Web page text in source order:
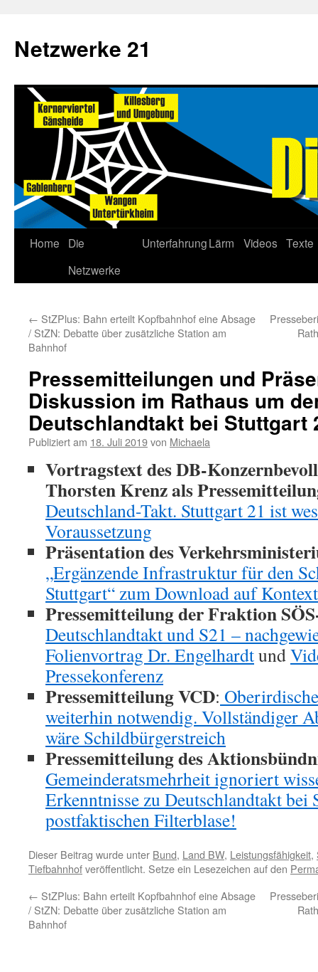
Netzwerke 21
Home
Die
Netzwerke
UnterfahrungLärm Videos Texte
← StZPlus: Bahn erteilt Kopfbahnhof eine Absage
/ StZN: Debatte über zusätzliche Station am
Bahnhof
Pressemitteilungen und
Diskussion im Rathaus um
Deutschlandtakt bei Stuttgart
Publiziert am 18. Juli 2019von Michaela
Vortragstext des DB-
Thorsten Krenz als
Deutschland-Takt. Stuttgart 21 ist
Voraussetzung
Präsentation des
„Ergänzende Infrastruktur für den
Stuttgart“ zum Download aufKontext
Pressemitteilung der Fraktion
Deutschlandtakt und S21 –
Folienvortrag Dr. Engelhardtund
Pressekonferenz
Pressemitteilung VCD:
weiterhin notwendig. Vollständiger
wäre Schildbürgerstreich
Pressemitteilung des
Gemeinderatsmehrheit ignoriert
Erkenntnisse zu Deutschlandtakt bei
postfaktischen Filterblase!
Dieser Beitrag wurde unter Bund, Land BW, Leistungsfähigkeit,
Tiefbahnhofveröffentlicht. Setze ein Lesezeichen auf den
← StZPlus: Bahn erteilt Kopfbahnhof eine Absage
/ StZN: Debatte über zusätzliche Station am
Bahnhof